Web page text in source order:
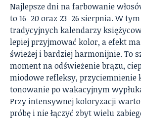
Najlepsze dni na farbowanie
to 16–20 oraz 23–26 sierpnia. W
tradycyjnych kalendarzy
lepiej przyjmować kolor, a efekt
świeżej i bardziej harmonijnie. To
moment na odświeżenie brązu,
miodowe refleksy, przyciemnienie
tonowanie po wakacyjnym
Przy intensywnej koloryzacji
próbę i nie łączyć zbyt wielu